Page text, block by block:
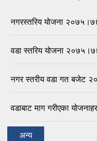
नगरस्तरिय योजना
वडा स्तरिय योजना
नगर स्तरीय वडा गत बजेट
वडाबाट माग गरीएका
अन्य